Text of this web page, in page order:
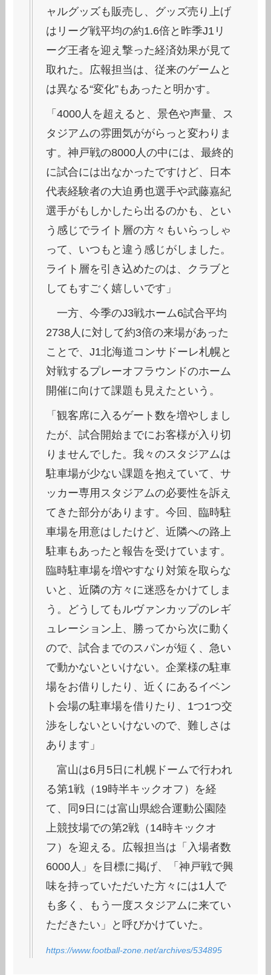
ャルグッズも販売し、グッズ売り上げ
はリーグ戦平均の約1.6倍と昨季J1リ
ーグ王者を迎え撃った経済効果が見て
取れた。広報担当は、従来のゲームと
は異なる“変化”もあったと明かす。
「4000人を超えると、景色や声量、ス
タジアムの雰囲気ががらっと変わりま
す。神戸戦の8000人の中には、最終的
に試合には出なかったですけど、日本
代表経験者の大迫勇也選手や武藤嘉紀
選手がもしかしたら出るのかも、とい
う感じでライト層の方々もいらっしゃ
って、いつもと違う感じがしました。
ライト層を引き込めたのは、クラブと
してもすごく嬉しいです」
一方、今季のJ3戦ホーム6試合平均
2738人に対して約3倍の来場があった
ことで、J1北海道コンサドーレ札幌と
対戦するプレーオフラウンドのホーム
開催に向けて課題も見えたという。
「観客席に入るゲート数を増やしまし
たが、試合開始までにお客様が入り切
りませんでした。我々のスタジアムは
駐車場が少ない課題を抱えていて、サ
ッカー専用スタジアムの必要性を訴え
てきた部分があります。今回、臨時駐
車場を用意はしたけど、近隣への路上
駐車もあったと報告を受けています。
臨時駐車場を増やすなり対策を取らな
いと、近隣の方々に迷惑をかけてしま
う。どうしてもルヴァンカップのレギ
ュレーション上、勝ってから次に動く
ので、試合までのスパンが短く、急い
で動かないといけない。企業様の駐車
場をお借りしたり、近くにあるイベン
ト会場の駐車場を借りたり、1つ1つ交
渉をしないといけないので、難しさは
あります」
富山は6月5日に札幌ドームで行われ
る第1戦（19時半キックオフ）を経
て、同9日には富山県総合運動公園陸
上競技場での第2戦（14時キックオ
フ）を迎える。広報担当は「入場者数
6000人」を目標に掲げ、「神戸戦で興
味を持っていただいた方々には1人で
も多く、もう一度スタジアムに来てい
ただきたい」と呼びかけていた。
https://www.football-zone.net/archives/534895